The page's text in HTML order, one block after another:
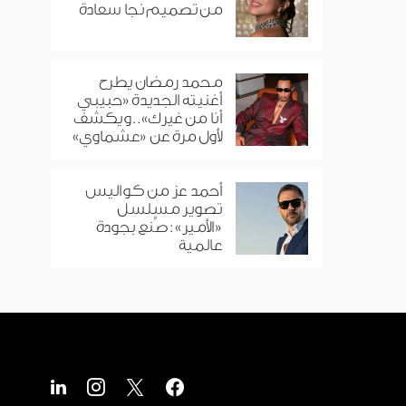
من تصميم نجا سعادة
محمد رمضان يطرح
أغنيته الجديدة «حبيبي
أنا من غيرك».. ويكشف
لأول مرة عن «عشماوي»
أحمد عز من كواليس
تصوير مسلسل
«الأمير»: صُنع بجودة
عالمية